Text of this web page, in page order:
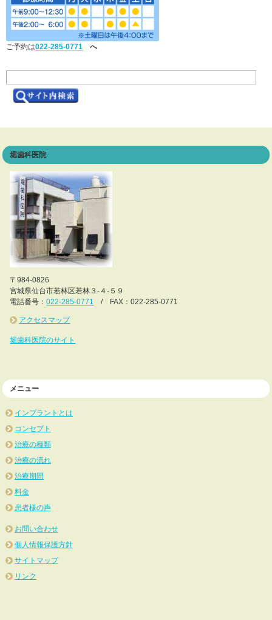
ご予約は022-285-0771 へ
堀歯科医院
〒984-0826
宮城県仙台市若林区若林３-４-５９
電話番号：022-285-0771 / FAX：022-285-0771
アクセスマップ
堀歯科医院のサイト
メニュー
インプラントとは
コンセプト
治療の種類
治療の流れ
治療期間
料金
患者様の声
お問い合わせ
個人情報保護方針
サイトマップ
リンク